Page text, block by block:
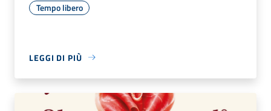
Tempo libero
LEGGI DI PIÙ